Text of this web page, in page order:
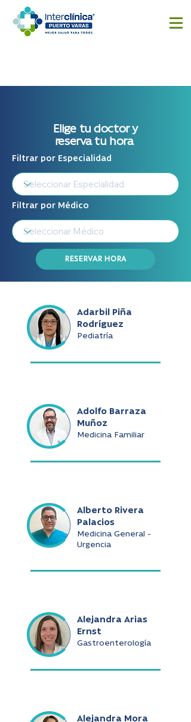
Elige tu doctor y
reserva tu hora
Filtrar por Especialidad
Filtrar por Médico
RESERVAR HORA
Adarbil Piña
Rodríguez
Pediatría
Adolfo Barraza
Muñoz
Medicina Familiar
Alberto Rivera
Palacios
Medicina General -
Urgencia
Alejandra Arias
Ernst
Gastroenterología
Alejandra Mora